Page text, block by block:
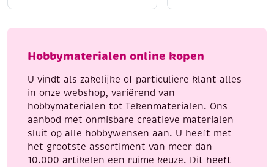
voor behoud van vorm
professionele en luxe uitstraling.
50
aqua
50
bordeaux
Hobbymaterialen online kopen
U vindt als zakelijke of particuliere klant alles
in onze webshop, variërend van
hobbymaterialen tot Tekenmaterialen. Ons
aanbod met onmisbare creatieve materialen
sluit op alle hobbywensen aan. U heeft met
het grootste assortiment van meer dan
10.000 artikelen een ruime keuze. Dit heeft